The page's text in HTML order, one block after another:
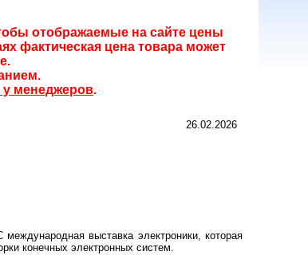
отображаемые на сайте цены
фактическая цена товара может
у менеджеров.
26.02.2026
выставка электроники, которая
конечных электронных систем.